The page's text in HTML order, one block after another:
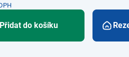
Přidat do košíku